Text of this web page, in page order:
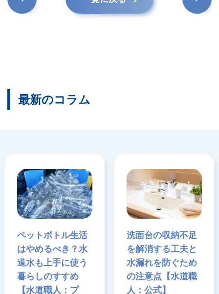
事
事
最新のコラム
ペットボトル生活
はやめるべき？水
道水も上手に使う
暮らしのすすめ
【水道職人：プ
洗面台の収納不足
を解消する工夫と
水漏れを防ぐため
の注意点【水道職
人：公式】